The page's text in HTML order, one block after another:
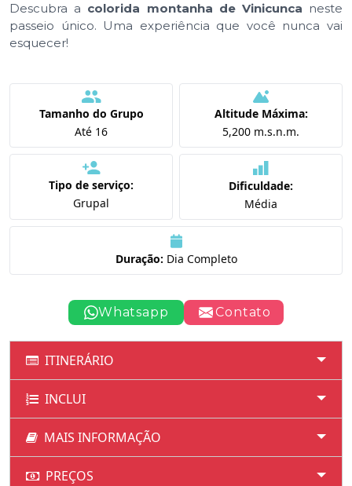
Descubra a colorida montanha de Vinicunca neste
passeio único. Uma experiência que você nunca vai
esquecer!
Tamanho do Grupo
Até 16
Altitude Máxima:
5,200 m.s.n.m.
Tipo de serviço:
Grupal
Dificuldade:
Média
Duração: Dia Completo
Whatsapp Contato
ITINERÁRIO
INCLUI
MAIS INFORMAÇÃO
PREÇOS